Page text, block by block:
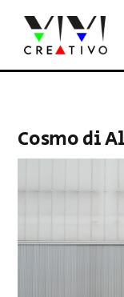
contenuto
Cosmo di